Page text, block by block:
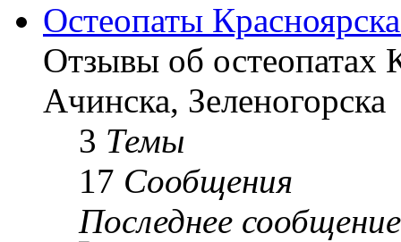
Остеопаты
Отзывы об остеопатах
Ачинска, Зеленогорска
3 Темы
17 Сообщения
Последнее сообщение